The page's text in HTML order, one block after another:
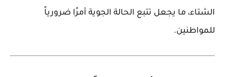
الشتاء، ما يجعل تتبع الحالة الجوية أمرًا ضرورياً
للمواطنين.